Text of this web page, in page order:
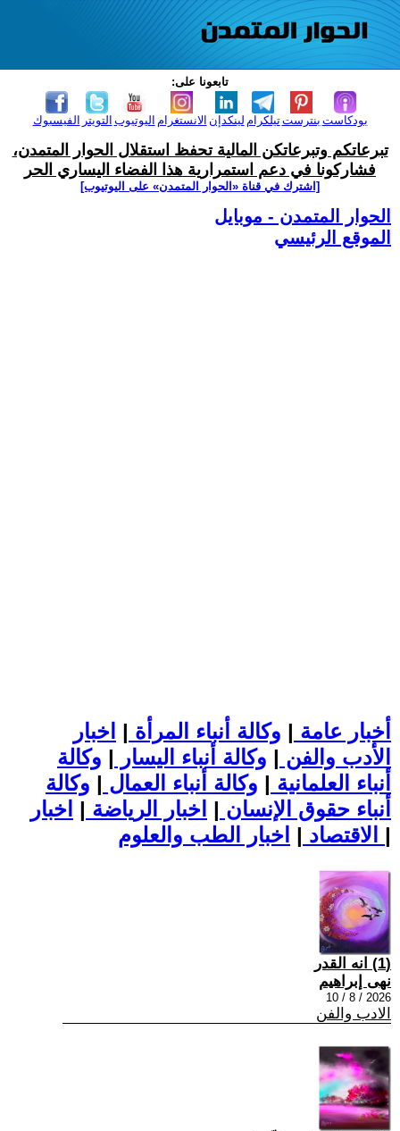
تابعونا على:
الفيسبوك التويتر اليوتيوب الانستغرام لينكدإن تيلكرامبنترست بودكاست
تبرعاتكم وتبرعاتكن المالية تحفظ استقلال الحوار المتمدن،
فشاركونا في دعم استمرارية هذا الفضاء اليساري الحر
[اشترك في قناة ‫«الحوار المتمدن» على اليوتيوب]
الحوار المتمدن - موبايل
الموقع الرئيسي
أخبار عامة | وكالة أنباء المرأة | اخبار
الأدب والفن | وكالة أنباء اليسار | وكالة
أنباء العلمانية | وكالة أنباء العمال | وكالة
أنباء حقوق الإنسان | اخبار الرياضة | اخبار
الاقتصاد | |
(1) انه القدر
نهى إبراهيم
2026 / 8 / 10
الادب والفن